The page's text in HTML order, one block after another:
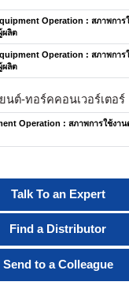
Operation : สภาพการ
ผลิต
Operation : สภาพการ
ผลิต
ต์- ทอร์คคอนเวอร์เตอร์
Operation : สภาพการใช้งาน
Talk To an Expert
Find a Distributor
Send to a Colleague